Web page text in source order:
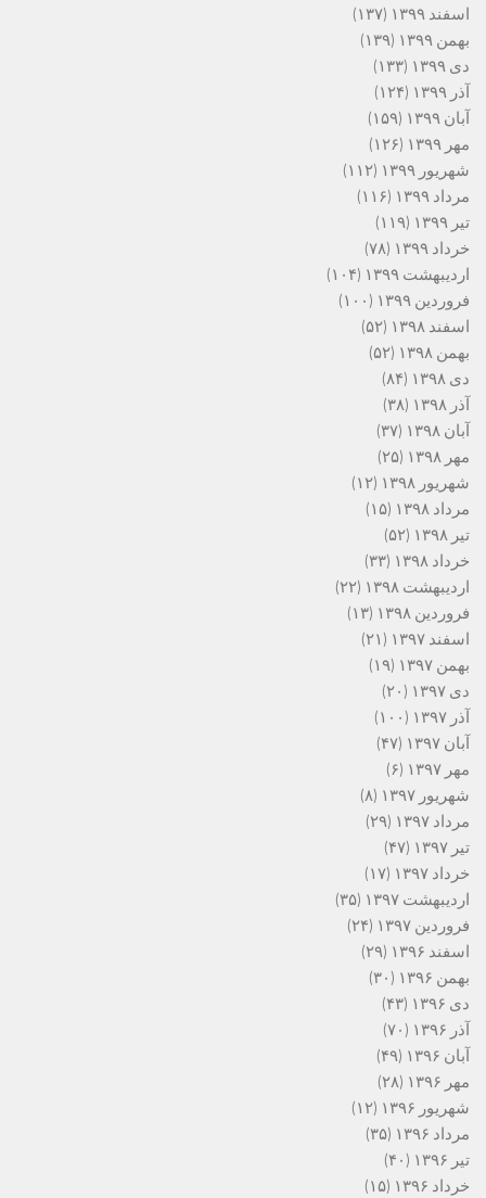
اسفند ۱۳۹۹
(۱۳۷)
بهمن ۱۳۹۹
(۱۳۹)
دی ۱۳۹۹
(۱۳۳)
آذر ۱۳۹۹
(۱۲۴)
آبان ۱۳۹۹
(۱۵۹)
مهر ۱۳۹۹
(۱۲۶)
شهریور ۱۳۹۹
(۱۱۲)
مرداد ۱۳۹۹
(۱۱۶)
تیر ۱۳۹۹
(۱۱۹)
خرداد ۱۳۹۹
(۷۸)
اردیبهشت ۱۳۹۹
(۱۰۴)
فروردین ۱۳۹۹
(۱۰۰)
اسفند ۱۳۹۸
(۵۲)
بهمن ۱۳۹۸
(۵۲)
دی ۱۳۹۸
(۸۴)
آذر ۱۳۹۸
(۳۸)
آبان ۱۳۹۸
(۳۷)
مهر ۱۳۹۸
(۲۵)
شهریور ۱۳۹۸
(۱۲)
مرداد ۱۳۹۸
(۱۵)
تیر ۱۳۹۸
(۵۲)
خرداد ۱۳۹۸
(۳۳)
اردیبهشت ۱۳۹۸
(۲۲)
فروردین ۱۳۹۸
(۱۳)
اسفند ۱۳۹۷
(۲۱)
بهمن ۱۳۹۷
(۱۹)
دی ۱۳۹۷
(۲۰)
آذر ۱۳۹۷
(۱۰۰)
آبان ۱۳۹۷
(۴۷)
مهر ۱۳۹۷
(۶)
شهریور ۱۳۹۷
(۸)
مرداد ۱۳۹۷
(۲۹)
تیر ۱۳۹۷
(۴۷)
خرداد ۱۳۹۷
(۱۷)
اردیبهشت ۱۳۹۷
(۳۵)
فروردین ۱۳۹۷
(۲۴)
اسفند ۱۳۹۶
(۲۹)
بهمن ۱۳۹۶
(۳۰)
دی ۱۳۹۶
(۴۳)
آذر ۱۳۹۶
(۷۰)
آبان ۱۳۹۶
(۴۹)
مهر ۱۳۹۶
(۲۸)
شهریور ۱۳۹۶
(۱۲)
مرداد ۱۳۹۶
(۳۵)
تیر ۱۳۹۶
(۴۰)
خرداد ۱۳۹۶
(۱۵)